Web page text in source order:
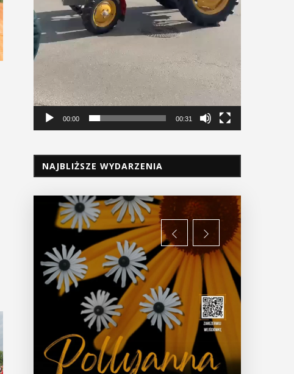
00:00 00:31
NAJBLIŻSZE WYDARZENIA